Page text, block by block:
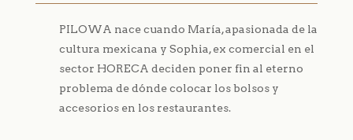
PILOWA nace cuando María, apasionada de la
cultura mexicana y Sophia, ex comercial en el
sector HORECA deciden poner fin al eterno
problema de dónde colocar los bolsos y
accesorios en los restaurantes.